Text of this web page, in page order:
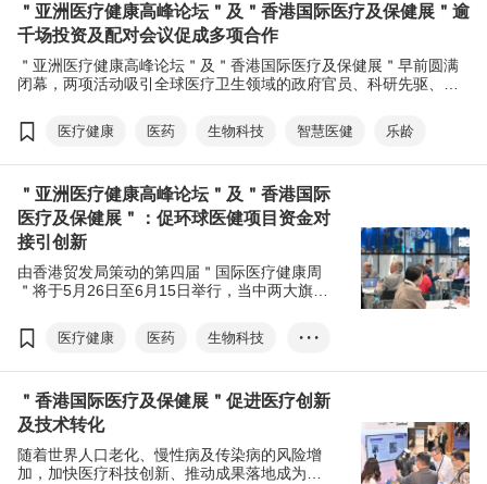
＂亚洲医疗健康高峰论坛＂及＂香港国际医疗及保健展＂逾
千场投资及配对会议促成多项合作
＂亚洲医疗健康高峰论坛＂及＂香港国际医疗及保健展＂早前圆满
闭幕，两项活动吸引全球医疗卫生领域的政府官员、科研先驱、投
逾390场一对一环球投资项目对接、600多场的商贸配对会议成功促
成多项合作，引领业界技术创新，推动科研成果转化落地。
医疗健康 医药 生物科技 智慧医健 乐龄
＂亚洲医疗健康高峰论坛＂及＂香港国际
医疗及保健展＂：促环球医健项目资金对
接引创新
由香港贸发局策动的第四届＂国际医疗健康周
＂将于5月26日至6月15日举行，当中两大旗舰
际医疗及保健展＂将同步展开。活动内容包括
两大主论坛及多个专题论坛，环球项目投资对
优势，促进全球业界的交流合作，及推动研究
成果转化。
医疗健康 医药
生物科技
智慧医健
乐龄
• • •
＂香港国际医疗及保健展＂促进医疗创新
及技术转化
随着世界人口老化、慢性病及传染病的风险增
加，加快医疗科技创新、推动成果落地成为重